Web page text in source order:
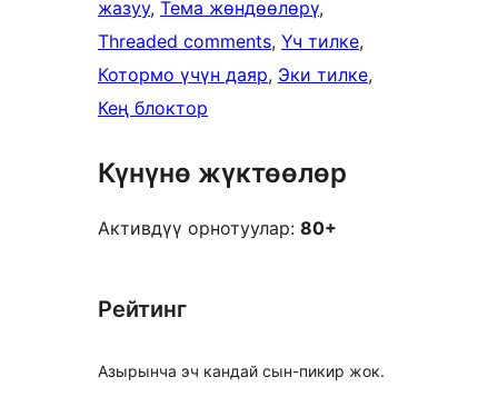
жазуу, Тема жөндөөлөрү
Threaded comments, Үч тилке
Котормо үчүн даяр, Эки тилке
Кең блоктор
Күнүнө жүктөөлөр
Активдүү орнотуулар: 80+
Рейтинг
Азырынча эч кандай сын-пикир жок.